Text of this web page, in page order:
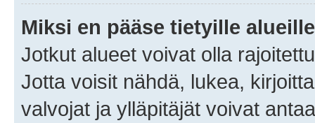
Miksi en pääse tietyille
Jotkut alueet voivat olla
Jotta voisit nähdä, lukea,
valvojat ja ylläpitäjät voivat